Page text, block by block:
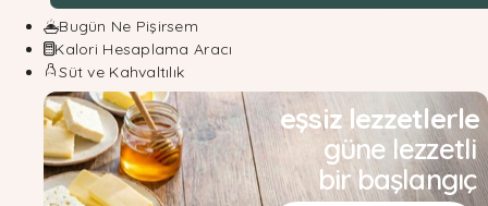
Bugün Ne Pişirsem
Kalori Hesaplama Aracı
Süt ve Kahvaltılık
eşsiz lezzetlerle
güne lezzetli
bir başlangıç